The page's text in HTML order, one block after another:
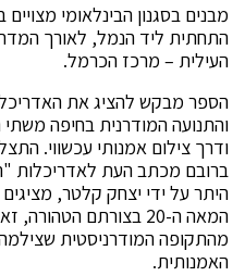
מבנים בסגנון הבינלאומי
התחתית ליד הנמל, לאורך
העילית – מרכז הכרמל.
הספר מבקש להציג את
והתנועה המודרנית בחיפה
ודרך צילום אמנותי עכשווי.
המאה ה-20 בצורתם
מהתקופה המודרניסטית
האמנותית.